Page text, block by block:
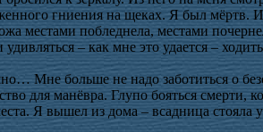
гниения на щеках. Я был мёртв.
местами побледнела, местами
удивляться – как мне это удается –
Мне больше не надо заботиться о
для манёвра. Глупо бояться смерти,
Я вышел из дома – всадница стояла